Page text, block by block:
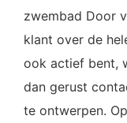
zwembad Door
klant over de
ook actief bent,
dan gerust
te ontwerpen.